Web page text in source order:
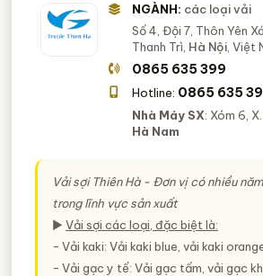
NGÀNH: các loại vải
Số 4, Đội 7, Thôn Yên
Thanh Trì, Hà Nội , Việt
0865 635 399
Hotline: 0865 635
Nhà Máy SX: Xóm 6,
Hà Nam
Vải sợi Thiên Hà - Đơn vị có nhiều
trong lĩnh vực sản xuất
► Vải sợi các loại, đặc biệt là:
− Vải kaki: Vải kaki blue, vải kaki
− Vải gạc y tế: Vải gạc tấm, vải gạc